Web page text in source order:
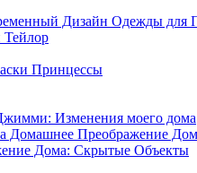
Дизайн Одежды для
Принцессы
Изменения моего дома
Домашнее Преображение
Дома: Скрытые Объекты